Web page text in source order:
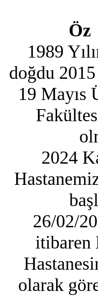
Öz
1989
doğdu
19 Mayıs
2024
26/02/
itibaren
olarak